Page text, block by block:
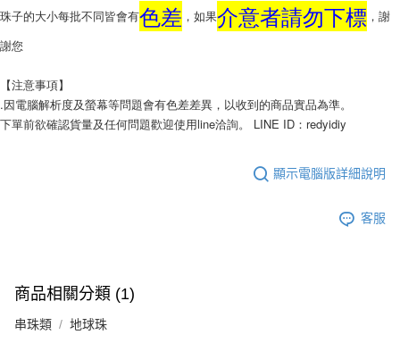
珠子的大小每批不同皆會有色差 ，如果介意者請勿下標 ，謝
謝您
【注意事項】
.因電腦解析度及螢幕等問題會有色差差異，以收到的商品實品為準。
下單前欲確認貨量及任何問題歡迎使用line洽詢。 LINE ID：redyidiy
顯示電腦版詳細說明
客服
商品相關分類 (1)
串珠類 地球珠